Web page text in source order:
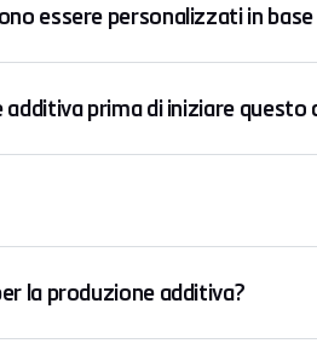
essere personalizzati in base
prima di iniziare questo
la produzione additiva?